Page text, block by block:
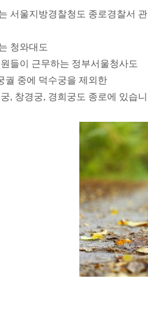
서울지방경찰청도 종로경찰서
청와대도
들이 근무하는 정부서울청사도
궐 중에 덕수궁을 제외한
, 창경궁, 경희궁도 종로에 있습